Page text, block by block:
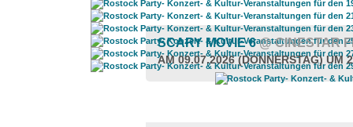
SCARY MOVIE 6@ CINESTAR
AM 09.07.2026 (DONNERSTAG) UM